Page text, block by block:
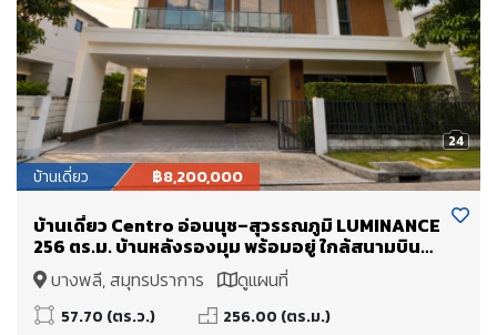
24
บ้านเดี่ยว ฿8,200,000
บ้านเดี่ยว Centro อ่อนนุช–สุวรรณภูมิ LUMINANCE
256 ตร.ม. บ้านหลังรองมุม พร้อมอยู่ ใกล้สนามบิน
สุวรรณภูมิ
บางพลี, สมุทรปราการ ดูแผนที่
57.70 (ตร.ว.)
256.00 (ตร.ม.)